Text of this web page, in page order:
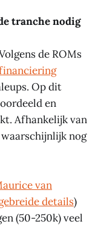
tranche nodig
de ROMs
Op dit
en
Afhankelijk van
nog
van
details)
(50-250k) veel